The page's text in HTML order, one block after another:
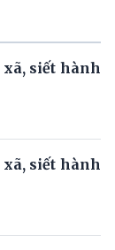
siết hành
siết hành